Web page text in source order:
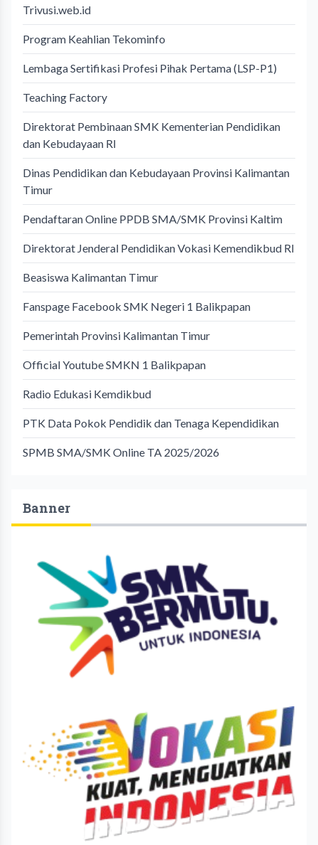
Trivusi.web.id
Program Keahlian Tekominfo
Lembaga Sertifikasi Profesi Pihak Pertama (LSP-P1)
Teaching Factory
Direktorat Pembinaan SMK Kementerian Pendidikan
dan Kebudayaan RI
Dinas Pendidikan dan Kebudayaan Provinsi Kalimantan
Timur
Pendaftaran Online PPDB SMA/SMK Provinsi Kaltim
Direktorat Jenderal Pendidikan Vokasi Kemendikbud RI
Beasiswa Kalimantan Timur
Fanspage Facebook SMK Negeri 1 Balikpapan
Pemerintah Provinsi Kalimantan Timur
Official Youtube SMKN 1 Balikpapan
Radio Edukasi Kemdikbud
PTK Data Pokok Pendidik dan Tenaga Kependidikan
SPMB SMA/SMK Online TA 2025/2026
Banner